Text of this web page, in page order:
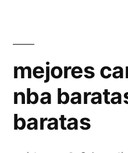
mejores
nba
baratas